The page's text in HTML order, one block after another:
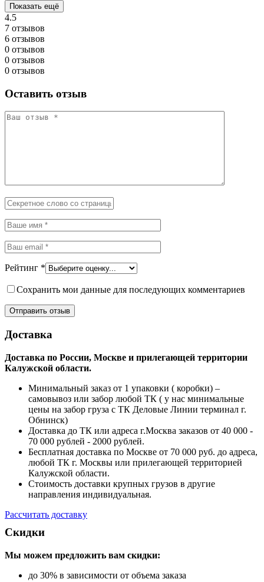
Показать ещё
4.5
7 отзывов
6 отзывов
0 отзывов
0 отзывов
0 отзывов
Оставить отзыв
Рейтинг *
Сохранить мои данные для последующих комментариев
Доставка
Доставка по России, Москве и прилегающей территории
Калужской области.
Минимальный заказ от 1 упаковки ( коробки) –
самовывоз или забор любой ТК ( у нас минимальные
цены на забор груза с ТК Деловые Линии терминал г.
Обнинск)
Доставка до ТК или адреса г.Москва заказов от 40 000 -
70 000 рублей - 2000 рублей.
Бесплатная доставка по Москве от 70 000 руб. до адреса,
любой ТК г. Москвы или прилегающей территорией
Калужской области.
Стоимость доставки крупных грузов в другие
направления индивидуальная.
Рассчитать доставку
Скидки
Мы можем предложить вам скидки:
до 30% в зависимости от объема заказа